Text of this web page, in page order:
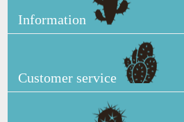
Information
Customer service